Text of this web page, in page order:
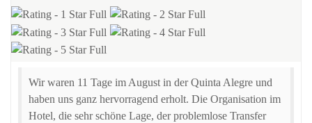
Wir waren 11 Tage im August in der Quinta Alegre und
haben uns ganz hervorragend erholt. Die Organisation im
Hotel, die sehr schöne Lage, der problemlose Transfer